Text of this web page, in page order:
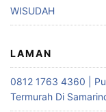
WISUDAH
LAMAN
0812 1763 4360 |
Termurah Di